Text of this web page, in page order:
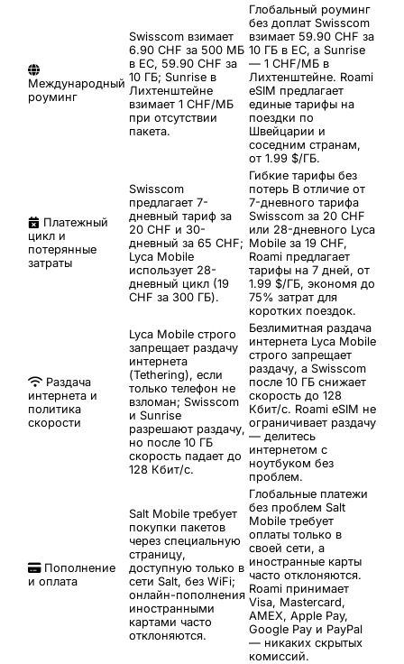
Международный
роуминг
Swisscom взимает
6.90 CHF за 500 МБ
в ЕС, 59.90 CHF за
10 ГБ; Sunrise в
Лихтенштейне
взимает 1 CHF/МБ
при отсутствии
пакета.
Глобальный роуминг
без доплат Swisscom
взимает 59.90 CHF за
10 ГБ в ЕС, а Sunrise
— 1 CHF/МБ в
Лихтенштейне. Roami
eSIM предлагает
единые тарифы на
поездки по
Швейцарии и
соседним странам,
от 1.99 $/ГБ.
Платежный
цикл и
потерянные
затраты
Swisscom
предлагает 7-
дневный тариф за
20 CHF и 30-
дневный за 65 CHF;
Lyca Mobile
использует 28-
дневный цикл (19
CHF за 300 ГБ).
Гибкие тарифы без
потерь В отличие от
7-дневного тарифа
Swisscom за 20 CHF
или 28-дневного Lyca
Mobile за 19 CHF,
Roami предлагает
тарифы на 7 дней, от
1.99 $/ГБ, экономя до
75% затрат для
коротких поездок.
Раздача
интернета и
политика
скорости
Lyca Mobile строго
запрещает раздачу
интернета
(Tethering), если
только телефон не
взломан; Swisscom
и Sunrise
разрешают раздачу,
но после 10 ГБ
скорость падает до
128 Кбит/с.
Безлимитная раздача
интернета Lyca Mobile
строго запрещает
раздачу, а Swisscom
после 10 ГБ снижает
скорость до 128
Кбит/с. Roami eSIM не
ограничивает раздачу
— делитесь
интернетом с
ноутбуком без
проблем.
Пополнение
и оплата
Salt Mobile требует
покупки пакетов
через специальную
страницу,
доступную только в
сети Salt, без WiFi;
онлайн-пополнения
иностранными
картами часто
отклоняются.
Глобальные платежи
без проблем Salt
Mobile требует
оплаты только в
своей сети, а
иностранные карты
часто отклоняются.
Roami принимает
Visa, Mastercard,
AMEX, Apple Pay,
Google Pay и PayPal
— никаких скрытых
комиссий.